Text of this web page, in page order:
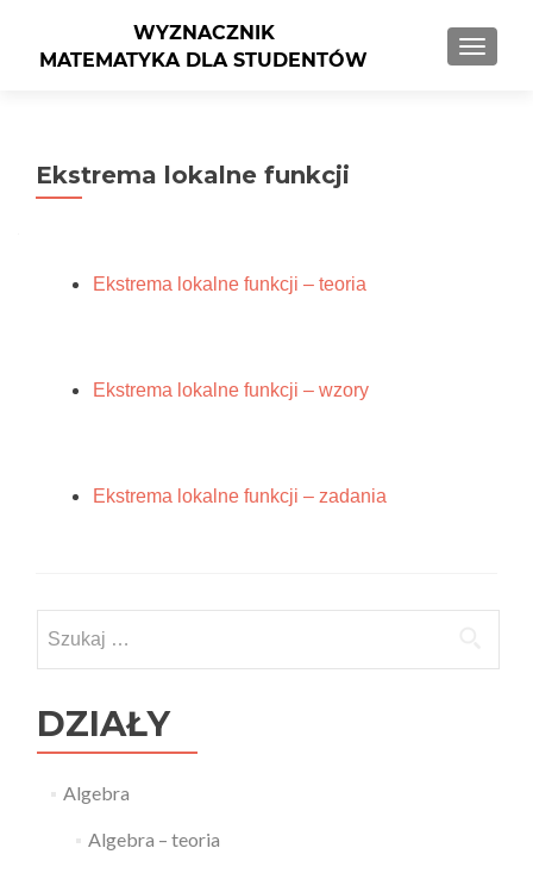
Ekstrema lokalne funkcji
Ekstrema lokalne funkcji – teoria
Ekstrema lokalne funkcji – wzory
Ekstrema lokalne funkcji – zadania
DZIAŁY
Algebra
Algebra – teoria